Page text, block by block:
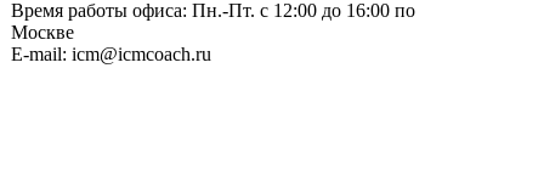
Время работы офиса: Пн.-Пт. с 12:00 до 16:00 по
Москве
E-mail: icm@icmcoach.ru